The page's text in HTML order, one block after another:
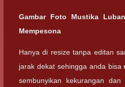
Gambar Foto Mustika
Mempesona
Hanya di resize tanpa editan
jarak dekat sehingga anda
sembunyikan kekurangan